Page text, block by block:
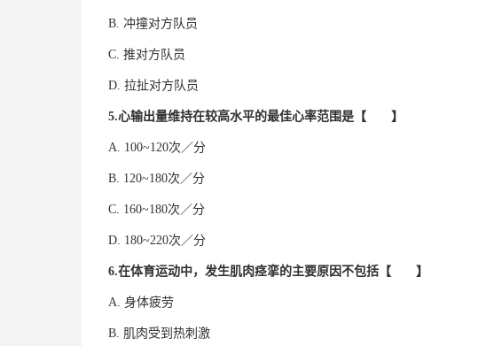
B. 冲撞对方队员
C. 推对方队员
D. 拉扯对方队员
5.心输出量维持在较高水平的最佳心率范围是【 】
A. 100~120次／分
B. 120~180次／分
C. 160~180次／分
D. 180~220次／分
6.在体育运动中，发生肌肉痉挛的主要原因不包括【 】
A. 身体疲劳
B. 肌肉受到热刺激